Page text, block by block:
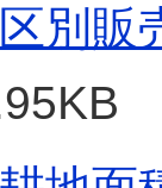
別販